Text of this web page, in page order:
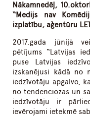
Nākamnedēļ,
“Medijs nav
izplatību, aģentūru
2017.gada jūnijā
pētījums “Latvijas
puse Latvijas
izskanējusi kādā no
iedzīvotāju apgalvo,
no tendenciozas un
iedzīvotāju ir
ievērojami ietekmē